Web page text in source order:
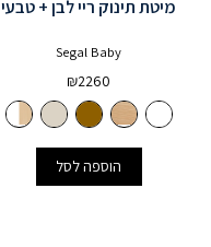
מיטת תינוק ריי לבן + טבעי
Segal Baby
₪2260
הוספה לסל